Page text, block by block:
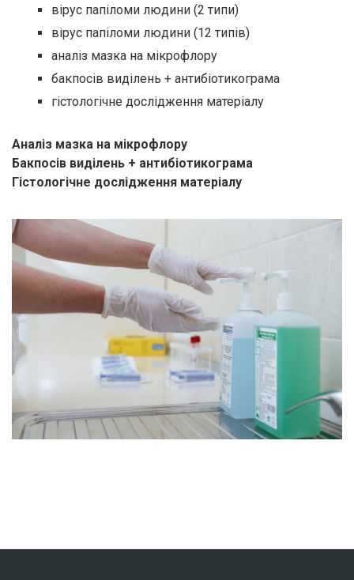
вірус папіломи людини (2 типи)
вірус папіломи людини (12 типів)
аналіз мазка на мікрофлору
бакпосів виділень + антибіотикограма
гістологічне дослідження матеріалу
Аналіз мазка на мікрофлору
Бакпосів виділень + антибіотикограма
Гістологічне дослідження матеріалу